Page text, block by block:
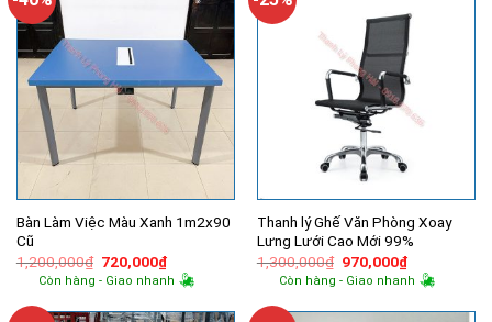
Bàn Làm Việc Màu Xanh 1m2x90
Cũ
1,200,000₫ Giá
gốc
là:
720,000₫Giá
hiện
tại
720,000₫.
Còn hàng - Giao nhanh
Thanh lý Ghế Văn Phòng Xoay
Lưng Lưới Cao Mới 99%
1,300,000₫ Giá
gốc
là:
970,000₫Giá
hiện
tại
970,000₫.
Còn hàng - Giao nhanh